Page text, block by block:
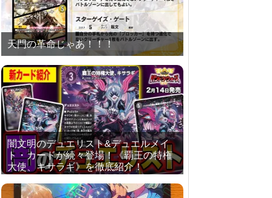
天門の革命じゃあ！！！
闇文明のデュエリスト&デュエルメイ
ト・カードが続々登場！《覇王の特権
大使、キサラギ》を徹底紹介！